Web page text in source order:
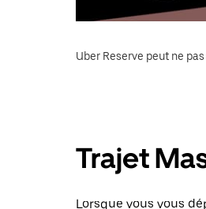
Uber Reserve peut ne
Trajet
Lorsque vous vous